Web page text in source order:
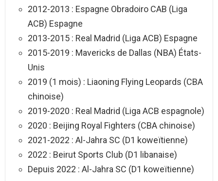
2012-2013 : Espagne Obradoiro CAB (Liga
ACB) Espagne
2013-2015 : Real Madrid (Liga ACB) Espagne
2015-2019 : Mavericks de Dallas (NBA) États-
Unis
2019 (1 mois) : Liaoning Flying Leopards (CBA
chinoise)
2019-2020 : Real Madrid (Liga ACB espagnole)
2020 : Beijing Royal Fighters (CBA chinoise)
2021-2022 : Al-Jahra SC (D1 koweïtienne)
2022 : Beirut Sports Club (D1 libanaise)
Depuis 2022 : Al-Jahra SC (D1 koweïtienne)